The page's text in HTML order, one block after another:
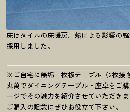
床はタイルの床暖房。熱による影響の
採用しました。
※ご自宅に無垢一枚板テーブル（2枚接
丸萬でダイニングテーブル・座卓をご
ージでその魅力を紹介させていただきま
ご購入の記念にぜひお役立て下さい。